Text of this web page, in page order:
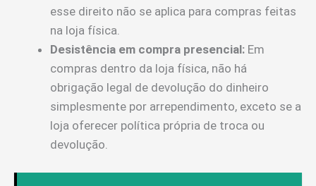
esse direito não se aplica para compras feitas
na loja física.
Desistência em compra presencial: Em
compras dentro da loja física, não há
obrigação legal de devolução do dinheiro
simplesmente por arrependimento, exceto se a
loja oferecer política própria de troca ou
devolução.